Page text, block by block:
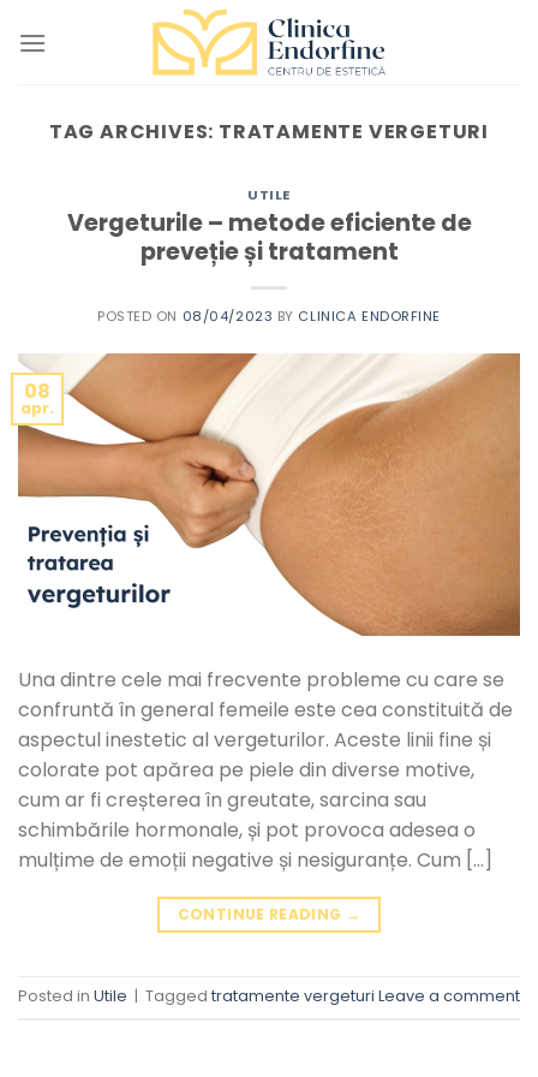
TAG ARCHIVES: TRATAMENTE VERGETURI
UTILE
Vergeturile – metode eficiente de
preveție și tratament
POSTED ON 08/04/2023 BY CLINICA ENDORFINE
08
apr.
Una dintre cele mai frecvente probleme cu care se
confruntă în general femeile este cea constituită de
aspectul inestetic al vergeturilor. Aceste linii fine și
colorate pot apărea pe piele din diverse motive,
cum ar fi creșterea în greutate, sarcina sau
schimbările hormonale, și pot provoca adesea o
mulțime de emoții negative și nesiguranțe. Cum […]
CONTINUE READING →
Posted in Utile | Tagged tratamente vergeturi Leave a comment